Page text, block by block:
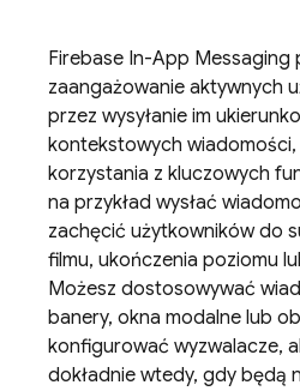
Firebase In-App Messaging
zaangażowanie aktywnych
przez wysyłanie im
kontekstowych
korzystania z kluczowych
na przykład wysłać
zachęcić użytkowników do
filmu, ukończenia poziomu
Możesz dostosowywać
banery, okna modalne lub
konfigurować wyzwalacze,
dokładnie wtedy, gdy będą